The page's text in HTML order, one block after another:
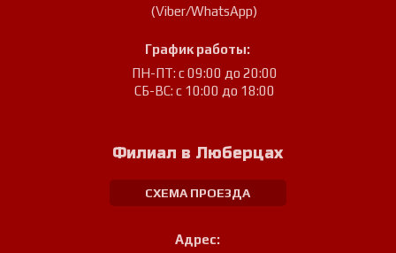
(Viber/WhatsApp)
График работы:
ПН-ПТ: с 09:00 до 20:00
СБ-ВС: с 10:00 до 18:00
Филиал в Люберцах
СХЕМА ПРОЕЗДА
Адрес: